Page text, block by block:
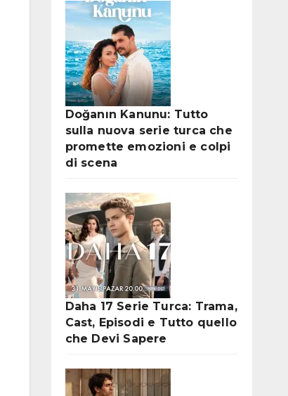
Doğanın Kanunu: Tutto
sulla nuova serie turca che
promette emozioni e colpi
di scena
Daha 17 Serie Turca: Trama,
Cast, Episodi e Tutto quello
che Devi Sapere